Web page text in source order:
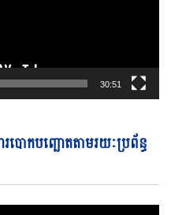
30:51
បោកបញ្ឆោតតាមរយៈប្រព័ន្ធ